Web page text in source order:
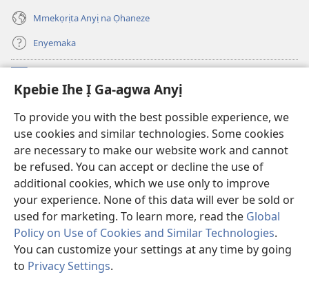
Kpebie Ihe Ị Ga-agwa Anyị
To provide you with the best possible experience, we
use cookies and similar technologies. Some cookies
are necessary to make our website work and cannot
be refused. You can accept or decline the use of
additional cookies, which we use only to improve
your experience. None of this data will ever be sold or
used for marketing. To learn more, read the Global
Policy on Use of Cookies and Similar Technologies.
You can customize your settings at any time by going
to Privacy Settings.
ya)
Mmekọrịta Anyị na Ọhaneze
Enyemaka
(ga-
emepere
ebe
ọzọ
ga-
anọ
gụọ
ya)
Ọ́bá Akwụkwọ Anyị NKE DỊ N’ỊNTANET™
(ga-
emepere
gị
ebe
ọzọ
ga-
anọ
gụọ
ya)
JW Hub
(ga-
emepere
gị
ọzọ
ga-
anọ
gụọ
ya)
Ọ́bá Akwụkwọ Watchtower
Copyright© 2026 Watch Tower Bible and Tract Society of Pennsylvania.
IHE NDỊ Ị GA-EME NA IHE NDỊ Ị NA-AGAGHỊ EME
GWARA ANYỊ MEE